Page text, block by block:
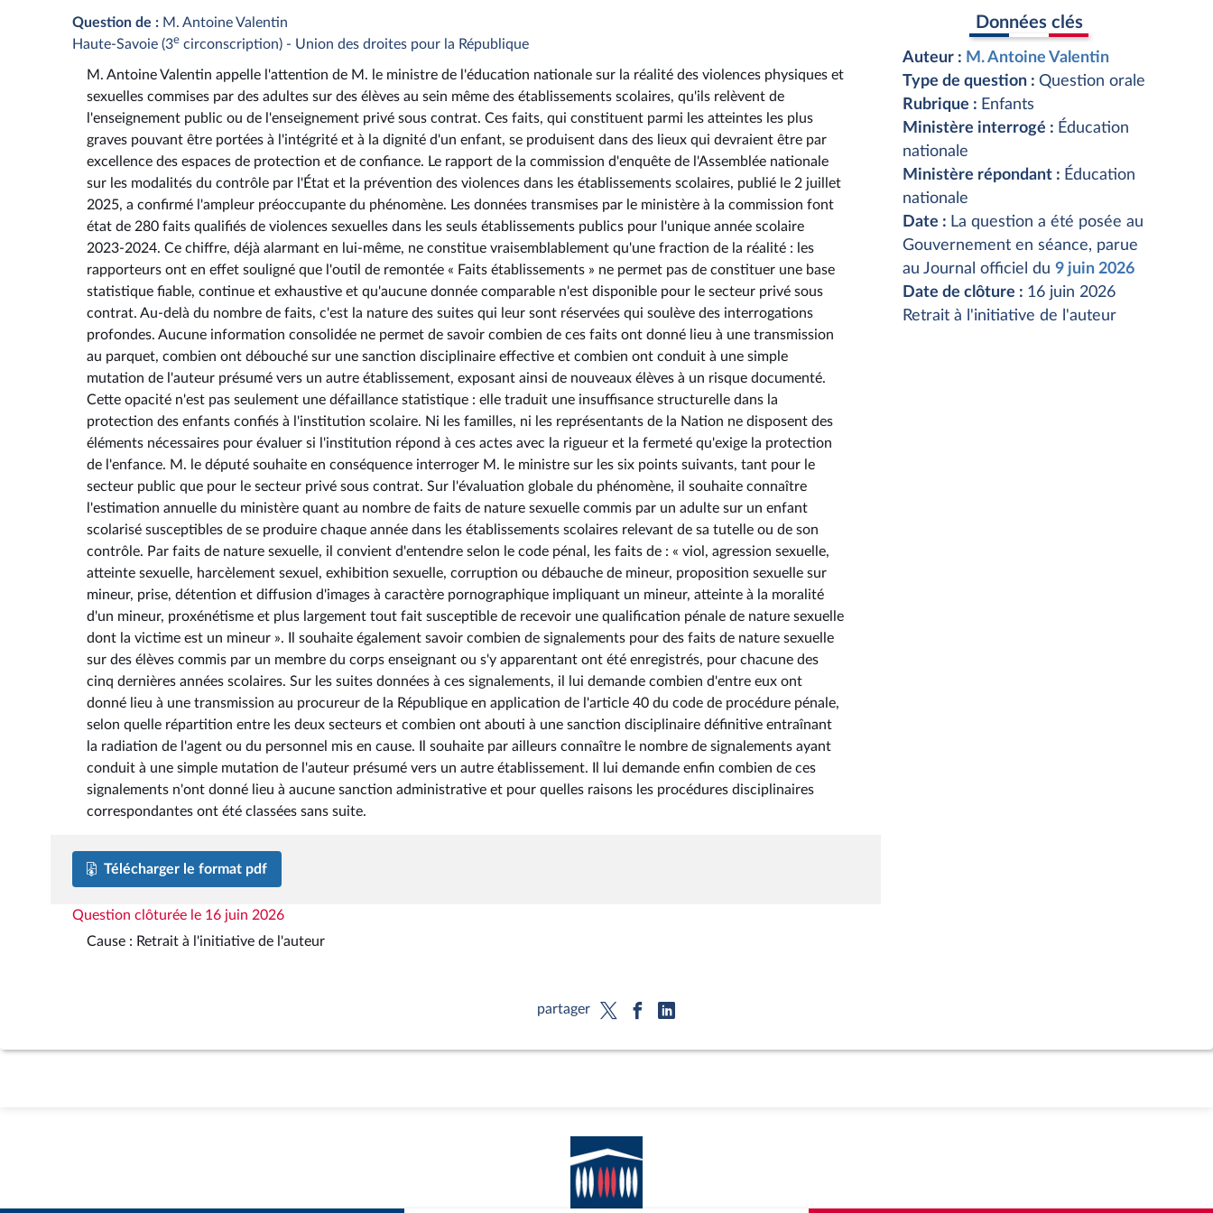
Question de : M. Antoine Valentin
Haute-Savoie (3e circonscription) - Union des droites pour la République
M. Antoine Valentin appelle l'attention de M. le ministre de l'éducation nationale sur la réalité des violences physiques et
sexuelles commises par des adultes sur des élèves au sein même des établissements scolaires, qu'ils relèvent de
l'enseignement public ou de l'enseignement privé sous contrat. Ces faits, qui constituent parmi les atteintes les plus
graves pouvant être portées à l'intégrité et à la dignité d'un enfant, se produisent dans des lieux qui devraient être par
excellence des espaces de protection et de confiance. Le rapport de la commission d'enquête de l'Assemblée nationale
sur les modalités du contrôle par l'État et la prévention des violences dans les établissements scolaires, publié le 2 juillet
2025, a confirmé l'ampleur préoccupante du phénomène. Les données transmises par le ministère à la commission font
état de 280 faits qualifiés de violences sexuelles dans les seuls établissements publics pour l'unique année scolaire
2023-2024. Ce chiffre, déjà alarmant en lui-même, ne constitue vraisemblablement qu'une fraction de la réalité : les
rapporteurs ont en effet souligné que l'outil de remontée « Faits établissements » ne permet pas de constituer une base
statistique fiable, continue et exhaustive et qu'aucune donnée comparable n'est disponible pour le secteur privé sous
contrat. Au-delà du nombre de faits, c'est la nature des suites qui leur sont réservées qui soulève des interrogations
profondes. Aucune information consolidée ne permet de savoir combien de ces faits ont donné lieu à une transmission
au parquet, combien ont débouché sur une sanction disciplinaire effective et combien ont conduit à une simple
mutation de l'auteur présumé vers un autre établissement, exposant ainsi de nouveaux élèves à un risque documenté.
Cette opacité n'est pas seulement une défaillance statistique : elle traduit une insuffisance structurelle dans la
protection des enfants confiés à l'institution scolaire. Ni les familles, ni les représentants de la Nation ne disposent des
éléments nécessaires pour évaluer si l'institution répond à ces actes avec la rigueur et la fermeté qu'exige la protection
de l'enfance. M. le député souhaite en conséquence interroger M. le ministre sur les six points suivants, tant pour le
secteur public que pour le secteur privé sous contrat. Sur l'évaluation globale du phénomène, il souhaite connaître
l'estimation annuelle du ministère quant au nombre de faits de nature sexuelle commis par un adulte sur un enfant
scolarisé susceptibles de se produire chaque année dans les établissements scolaires relevant de sa tutelle ou de son
contrôle. Par faits de nature sexuelle, il convient d'entendre selon le code pénal, les faits de : « viol, agression sexuelle,
atteinte sexuelle, harcèlement sexuel, exhibition sexuelle, corruption ou débauche de mineur, proposition sexuelle sur
mineur, prise, détention et diffusion d'images à caractère pornographique impliquant un mineur, atteinte à la moralité
d'un mineur, proxénétisme et plus largement tout fait susceptible de recevoir une qualification pénale de nature sexuelle
dont la victime est un mineur ». Il souhaite également savoir combien de signalements pour des faits de nature sexuelle
sur des élèves commis par un membre du corps enseignant ou s'y apparentant ont été enregistrés, pour chacune des
cinq dernières années scolaires. Sur les suites données à ces signalements, il lui demande combien d'entre eux ont
donné lieu à une transmission au procureur de la République en application de l'article 40 du code de procédure pénale,
selon quelle répartition entre les deux secteurs et combien ont abouti à une sanction disciplinaire définitive entraînant
la radiation de l'agent ou du personnel mis en cause. Il souhaite par ailleurs connaître le nombre de signalements ayant
conduit à une simple mutation de l'auteur présumé vers un autre établissement. Il lui demande enfin combien de ces
signalements n'ont donné lieu à aucune sanction administrative et pour quelles raisons les procédures disciplinaires
correspondantes ont été classées sans suite.
Télécharger le format pdf
Question clôturée le 16 juin 2026
Cause : Retrait à l'initiative de l'auteur
Données clés
Auteur : M. Antoine Valentin
Type de question : Question orale
Rubrique : Enfants
Ministère interrogé : Éducation
nationale
Ministère répondant : Éducation
nationale
Date : La question a été posée au
Gouvernement en séance, parue
au Journal officiel du 9 juin 2026
Date de clôture : 16 juin 2026
Retrait à l'initiative de l'auteur
partager